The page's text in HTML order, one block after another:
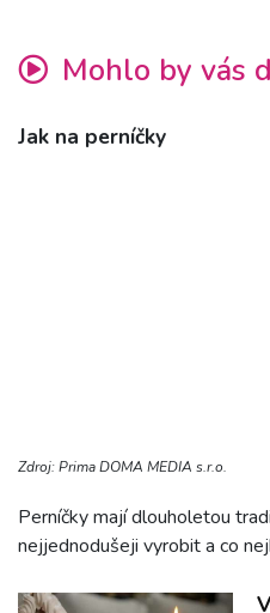
Mohlo by vás
Jak na perníčky
Zdroj: Prima DOMA MEDIA s.r.o.
Perníčky mají dlouholetou
nejjednodušeji vyrobit a co